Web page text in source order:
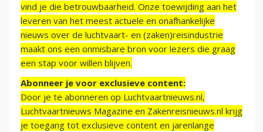
vind je die betrouwbaarheid. Onze toewijding aan het
leveren van het meest actuele en onafhankelijke
nieuws over de luchtvaart- en (zaken)reisindustrie
maakt ons een onmisbare bron voor lezers die graag
een stap voor willen blijven.
Abonneer je voor exclusieve content:
Door je te abonneren op Luchtvaartnieuws.nl,
Luchtvaartnieuws Magazine en Zakenreisnieuws.nl krijg
je toegang tot exclusieve content en jarenlange